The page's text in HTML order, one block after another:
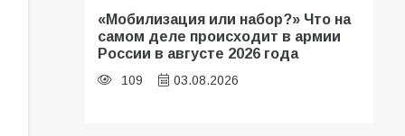
«Мобилизация или набор?» Что на
самом деле происходит в армии
России в августе 2026 года
109 03.08.2026